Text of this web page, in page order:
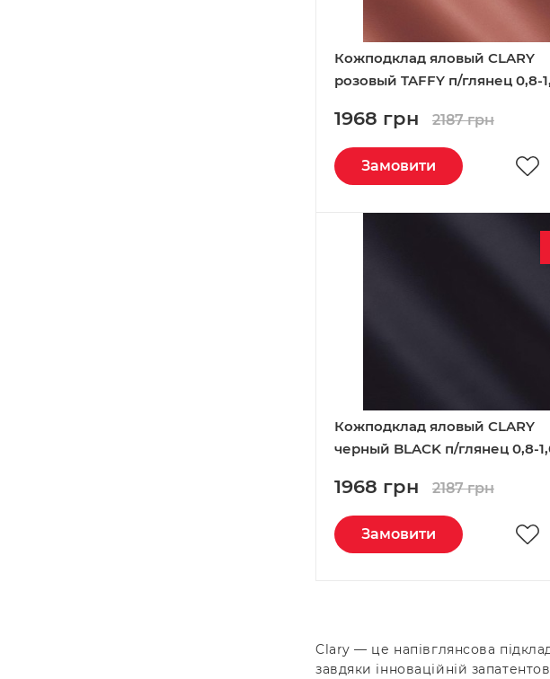
Кожподклад яловый CLARY
розовый TAFFY п/глянец 0,8-
1968 грн 2187 грн
Замовити
Кожподклад яловый CLARY
черный BLACK п/глянец 0,8-
1968 грн 2187 грн
Замовити
Clary — це напівглянсова
завдяки інноваційній